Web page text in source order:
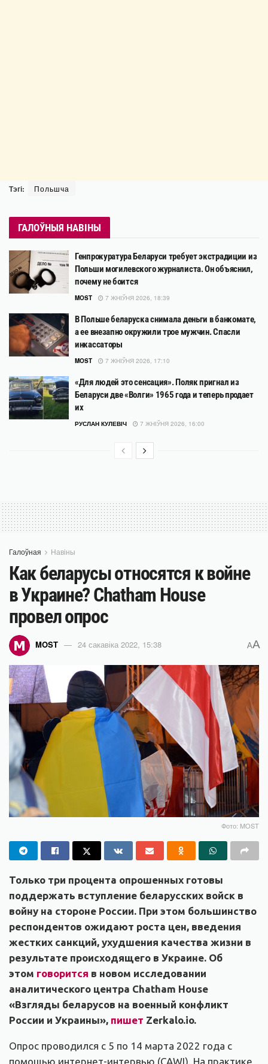
Тэгі: Польшча
ГАЛОЎНЫЯ НАВІНЫ
Генпрокуратура Беларуси требует экстрадиции из
Польши могилевского журналиста. Он объяснил,
почему не боится
MOST 7 ЖНІЎНЯ 2026, 18:39
В Польше беларуска снимала деньги в банкомате,
а ее внезапно окружили трое мужчин. Спасли
инкассаторы
MOST 7 ЖНІЎНЯ 2026, 17:10
«Для людей это сенсация». Поляк пригнал из
Беларуси две «Волги» 1965 года и теперь продает
их
РУСЛАН КУЛЕВІЧ 7 ЖНІЎНЯ 2026, 16:00
Галоўная Навіны
Как беларусы относятся к войне
в Украине? Chatham House
провел опрос
MOST 24 сакавіка 2022, 15:38 AA
Фото: MOST
Только три процента опрошенных готовы
поддержать вступление беларусских войск в
войну на стороне России. При этом большинство
респондентов ожидают роста цен, введения
жестких санкций, ухудшения качества жизни в
результате происходящего в Украине. Об
этом говорится в новом исследовании
аналитического центра Chatham House
«Взгляды беларусов на военный конфликт
России и Украины», пишет Zerkalo.io.
Опрос проводился с 5 по 14 марта 2022 года с
помощью интернет-интервью (CAWI). На практике